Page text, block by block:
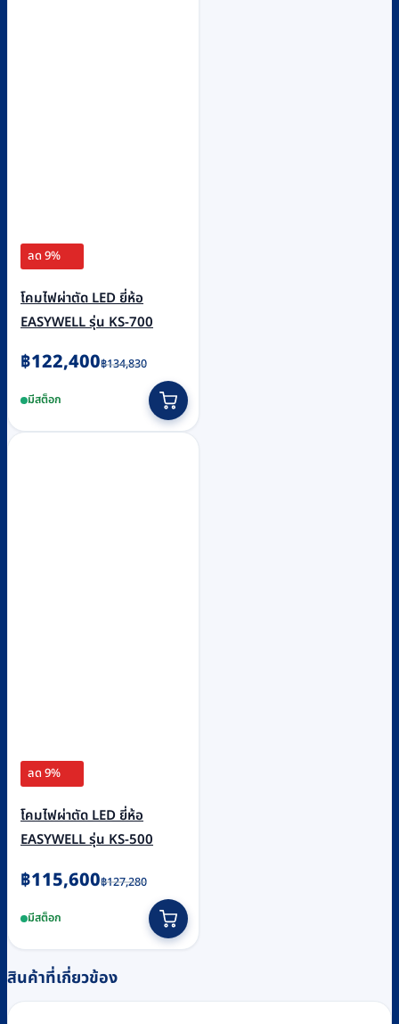
ลด 9%
โคมไฟผ่าตัด LED ยี่ห้อ
EASYWELL รุ่น KS-700
฿134,830
Original
was:
฿134,830.
฿122,400
Current
is:
฿122,400.
มีสต็อก
ลด 9%
โคมไฟผ่าตัด LED ยี่ห้อ
EASYWELL รุ่น KS-500
฿127,280
Original
was:
฿127,280.
฿115,600
Current
is:
฿115,600.
มีสต็อก
สินค้าที่เกี่ยวข้อง